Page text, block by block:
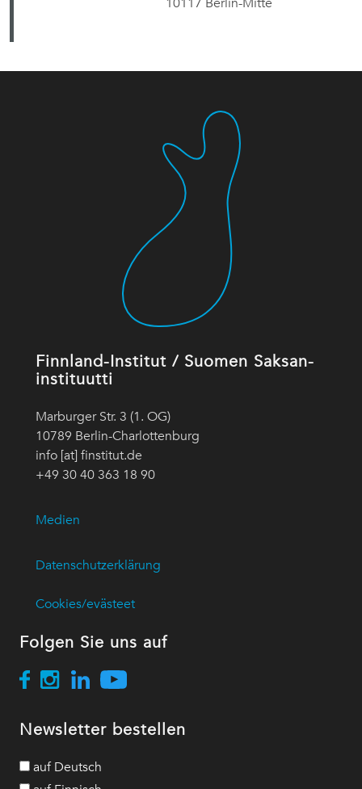
10117 Berlin-Mitte
Finnland-Institut / Suomen Saksan-
instituutti
Marburger Str. 3 (1. OG)
10789 Berlin-Charlottenburg
info [at] finstitut.de
+49 30 40 363 18 90
Medien
Datenschutzerklärung
Cookies/evästeet
Folgen Sie uns auf
Newsletter bestellen
auf Deutsch